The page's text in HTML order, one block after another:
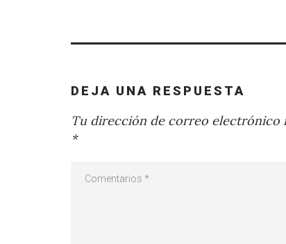
DEJA UNA RESPUESTA
Tu dirección de correo electrónico
*